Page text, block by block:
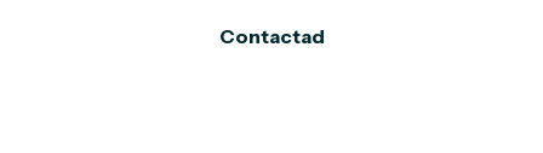
Contactad